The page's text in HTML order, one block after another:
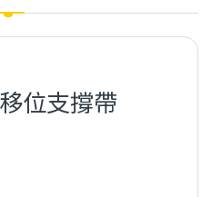
位支撐帶